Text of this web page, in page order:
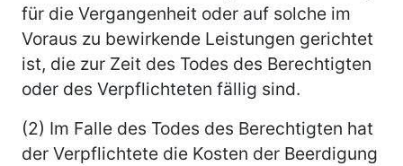
für die Vergangenheit oder auf solche im
Voraus zu bewirkende Leistungen gerichtet
ist, die zur Zeit des Todes des Berechtigten
oder des Verpflichteten fällig sind.
(2) Im Falle des Todes des Berechtigten hat
der Verpflichtete die Kosten der Beerdigung